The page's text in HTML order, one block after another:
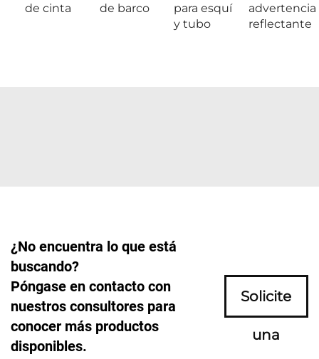
de cinta
de barco
para esquí
y tubo
advertencia
reflectante
¿No encuentra lo que está
buscando?
Póngase en contacto con
nuestros consultores para
conocer más productos
disponibles.
Solicite
una